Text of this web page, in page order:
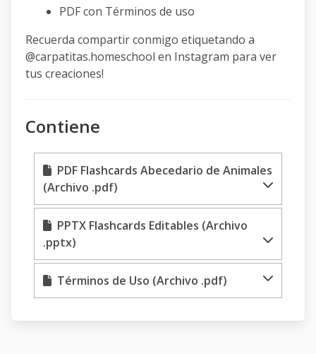
PDF con Términos de uso
Recuerda compartir conmigo etiquetando a
@carpatitas.homeschool en Instagram para ver
tus creaciones!
Contiene
PDF Flashcards Abecedario de Animales
(Archivo .pdf)
PPTX Flashcards Editables (Archivo
.pptx)
Términos de Uso (Archivo .pdf)